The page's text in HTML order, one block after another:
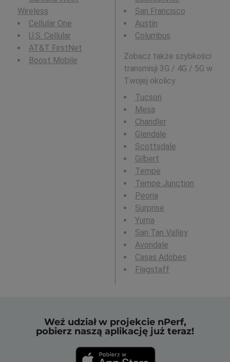
Wireless
Cellular One
U.S. Cellular
AT&T FirstNet
Boost Mobile
San Francisco
Austin
Columbus
Zobacz także szybkości
transmisji 3G / 4G / 5G w
Twojej okolicy:
Tucson
Mesa
Chandler
Glendale
Scottsdale
Gilbert
Tempe
Tempe Junction
Peoria
Surprise
Yuma
San Tan Valley
Avondale
Casas Adobes
Flagstaff
Weź udział w projekcie nPerf,
pobierz naszą aplikację już teraz!